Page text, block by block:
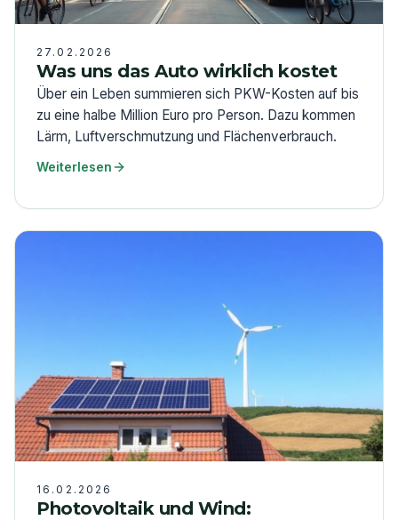
27.02.2026
Was uns das Auto wirklich kostet
Über ein Leben summieren sich PKW-Kosten auf bis
zu eine halbe Million Euro pro Person. Dazu kommen
Lärm, Luftverschmutzung und Flächenverbrauch.
Weiterlesen
16.02.2026
Photovoltaik und Wind: